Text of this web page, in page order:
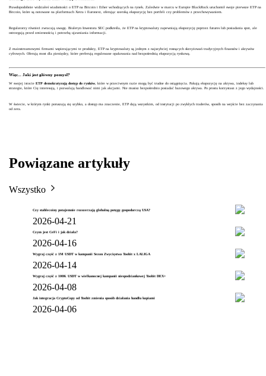
Prawdopodobnie widziałeś wiadomości o ETP na Bitcoin i Ether wchodzących na rynek. Zaledwie w marcu w Europie BlackRock uruchomił swoje pierwsze ETP na
Bitcoin, które są notowane na platformach Xetra i Euronext, oferując szeroką ekspozycję bez portfeli czy problemów z przechowywaniem.
Regulatorzy również zwracają uwagę. Biuletyn Inwestora SEC podkreśla, że ETP na kryptowaluty zapewniają ekspozycję poprzez futures lub posiadania spot, ale
ostrzegają przed zmiennością i potrzebą ujawniania informacji.
Z mainstreamowymi firmami wspierającymi te produkty, ETP na kryptowaluty są jednym z najszybciej rosnących skrzyżowań tradycyjnych finansów i aktywów
cyfrowych. Oferują most dla pieniędzy, które preferują regulowane opakowania nad bezpośrednią ekspozycją rynkową.
Więc... Jaki jest główny pomysł?
W swojej istocie ETP demokratyzują dostęp do rynków, które w przeciwnym razie mogą być trudne do osiągnięcia. Pakują ekspozycję na aktywa, indeksy lub
strategie, które Cię interesują, i pozwalają handlować nimi jak akcjami. Nie musisz bezpośrednio posiadać bazowego aktywa. Po prostu korzystasz z jego wydajności.
W świecie, w którym rynki poruszają się szybko, a dostęp ma znaczenie, ETP dają wszystkim, od instytucji po zwykłych traderów, sposób na wejście bez zaczynania
od zera.
Powiązane artykuły
Wszystko
Czy stablecoiny potajemnie rozszerzają globalną potęgę gospodarczą USA?
2026-04-21
Czym jest CeFi i jak działa?
2026-04-16
Wygraj część z 1M USDT w kampanii Sezon Zwycięstwa Toobit x LALIGA
2026-04-14
Wygraj część z 100K USDT w wielkanocnej kampanii niespodziankowej Toobit DEX+
2026-04-08
Jak integracja CryptoCopy od Toobit zmienia sposób działania handlu kopiami
2026-04-06